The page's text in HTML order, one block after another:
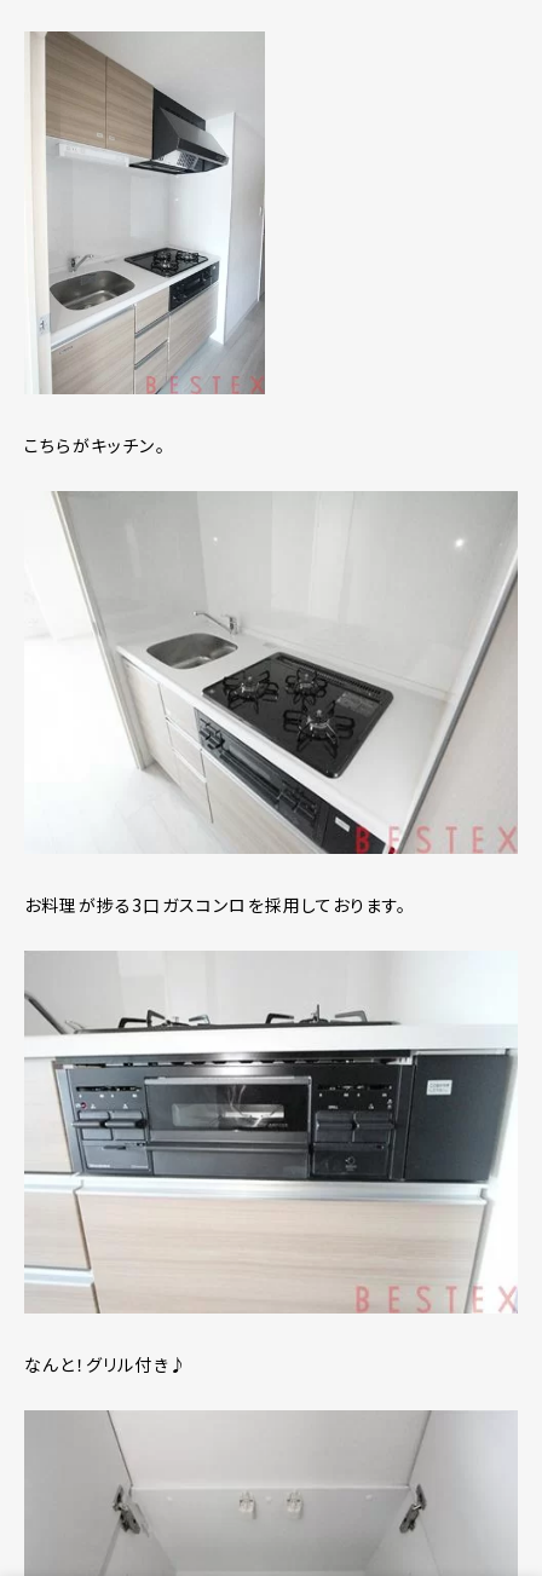
こちらがキッチン。
お料理が捗る3口ガスコンロを採用しております。
なんと！グリル付き♪